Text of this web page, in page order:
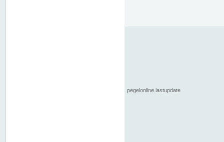
pegelonline.lastupdate